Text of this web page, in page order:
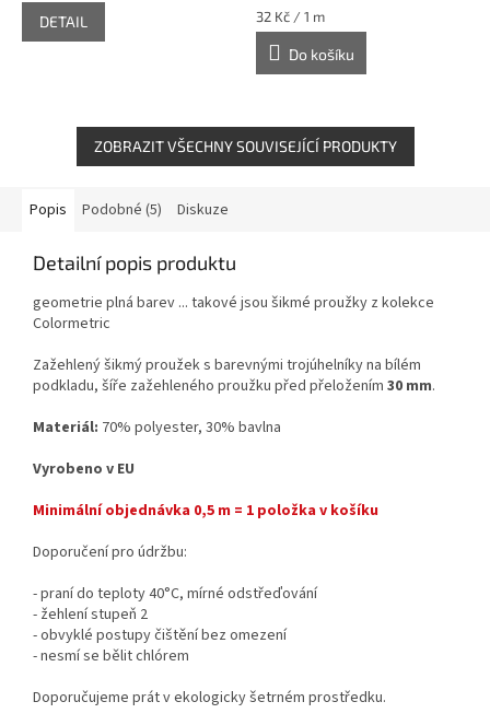
DETAIL
Měrná
cena:
32 Kč / 1 m
Do košíku
ZOBRAZIT VŠECHNY SOUVISEJÍCÍ PRODUKTY
Popis Podobné (5) Diskuze
Detailní popis produktu
geometrie plná barev ... takové jsou šikmé proužky z kolekce
Colormetric
Zažehlený šikmý proužek s barevnými trojúhelníky na bílém
podkladu, šíře zažehleného proužku před přeložením 30 mm.
Materiál: 70% polyester, 30% bavlna
Vyrobeno v EU
Minimální objednávka 0,5 m = 1 položka v košíku
Doporučení pro údržbu:
- praní do teploty 40°C, mírné odstřeďování
- žehlení stupeň 2
- obvyklé postupy čištění bez omezení
- nesmí se bělit chlórem
Doporučujeme prát v ekologicky šetrném prostředku.